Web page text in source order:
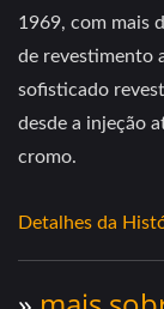
1969, com mais
de revestimento
sofisticado
desde a injeção
cromo.
Detalhes da